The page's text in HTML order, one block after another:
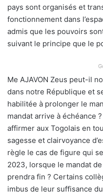
pays sont organisés et
fonctionnement dans
admis que les pouvoirs
suivant le principe que le
Me AJAVON Zeus peut-il
dans notre République et
habilitée à prolonger le
mandat arrive à échéance
affirmer aux Togolais en
sagesse et clairvoyance
règle le cas de figure qui
2023, lorsque le mandat
prendra fin ? Certains
imbus de leur suffisance